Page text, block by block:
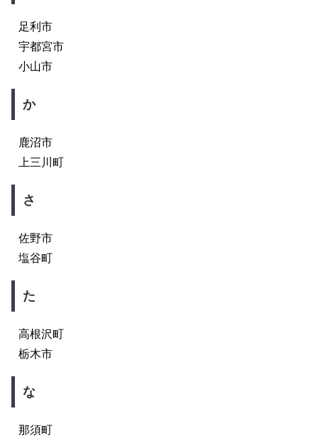
足利市
宇都宮市
小山市
か
鹿沼市
上三川町
さ
佐野市
塩谷町
た
高根沢町
栃木市
な
那須町